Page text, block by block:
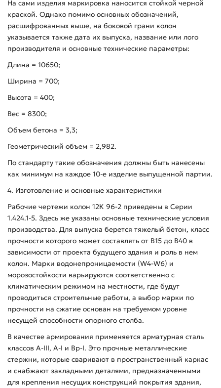
На сами изделия маркировка наносится стойкой черной
краской. Однако помимо основных обозначений,
расшифрованных выше, на боковой грани колон
указывается также дата их выпуска, название или лого
производителя и основные технические параметры:
Длина = 10650;
Ширина = 700;
Высота = 400;
Вес = 8300;
Объем бетона = 3,3;
Геометрический объем = 2,982.
По стандарту такие обозначения должны быть нанесены
как минимум на каждое 10-е изделие выпущенной партии.
4. Изготовление и основные характеристики
Рабочие чертежи колон 12К 96-2 приведены в Серии
1.424.1-5. Здесь же указаны основные технические условия
производства. Для выпуска берется тяжелый бетон, класс
прочности которого может составлять от В15 до В40 в
зависимости от проекта будущего здания и роль в нем
колон. Марки водонепроницаемости (W4-W6) и
морозостойкости варьируются соответственно с
климатическим режимом на местности, где будут
проводиться строительные работы, а выбор марки по
прочности на сжатие основан на требуемом уровне
несущей способности опорного столба.
В качестве армирования применяется арматурная сталь
классов А-ІІІ, А-І и Вр-І. Это прочные металлические
стержни, которые сваривают в пространственный каркас
и снабжают закладными деталями, предназначенными
для крепления несущих конструкций покрытия здания,